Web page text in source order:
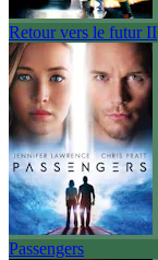
Retour vers le futur II
Passengers